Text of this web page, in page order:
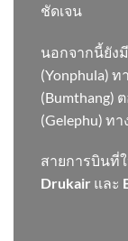
ชัดเจน
นอกจากนี้ยัง
(Yonphula)
(Bumthang)
(Gelephu) ท
สายการบินที่
Drukair และ